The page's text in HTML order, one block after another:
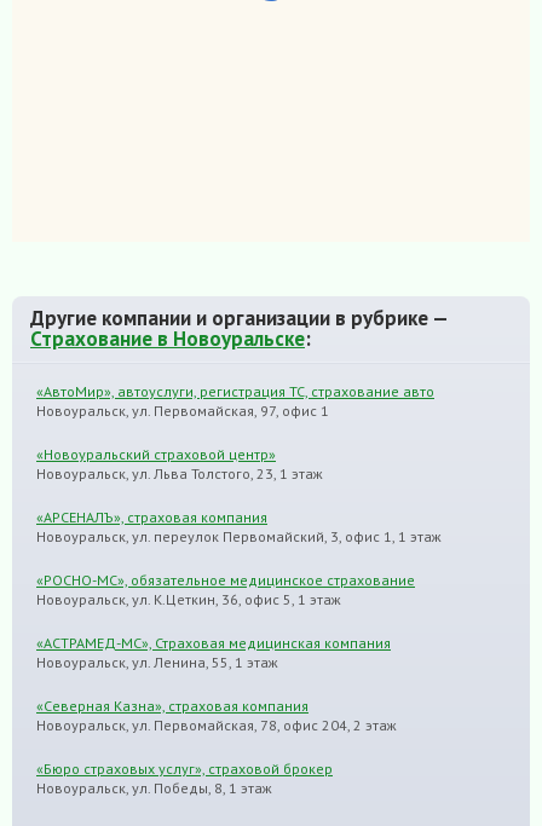
Другие компании и организации в рубрике —
Страхование в Новоуральске:
«АвтоМир», автоуслуги, регистрация ТС, страхование авто
Новоуральск, ул. Первомайская, 97, офис 1
«Новоуральский страховой центр»
Новоуральск, ул. Льва Толстого, 23, 1 этаж
«АРСЕНАЛЪ», страховая компания
Новоуральск, ул. переулок Первомайский, 3, офис 1, 1 этаж
«РОСНО-МС», обязательное медицинское страхование
Новоуральск, ул. К.Цеткин, 36, офис 5, 1 этаж
«АСТРАМЕД-МС», Страховая медицинская компания
Новоуральск, ул. Ленина, 55, 1 этаж
«Северная Казна», страховая компания
Новоуральск, ул. Первомайская, 78, офис 204, 2 этаж
«Бюро страховых услуг», страховой брокер
Новоуральск, ул. Победы, 8, 1 этаж